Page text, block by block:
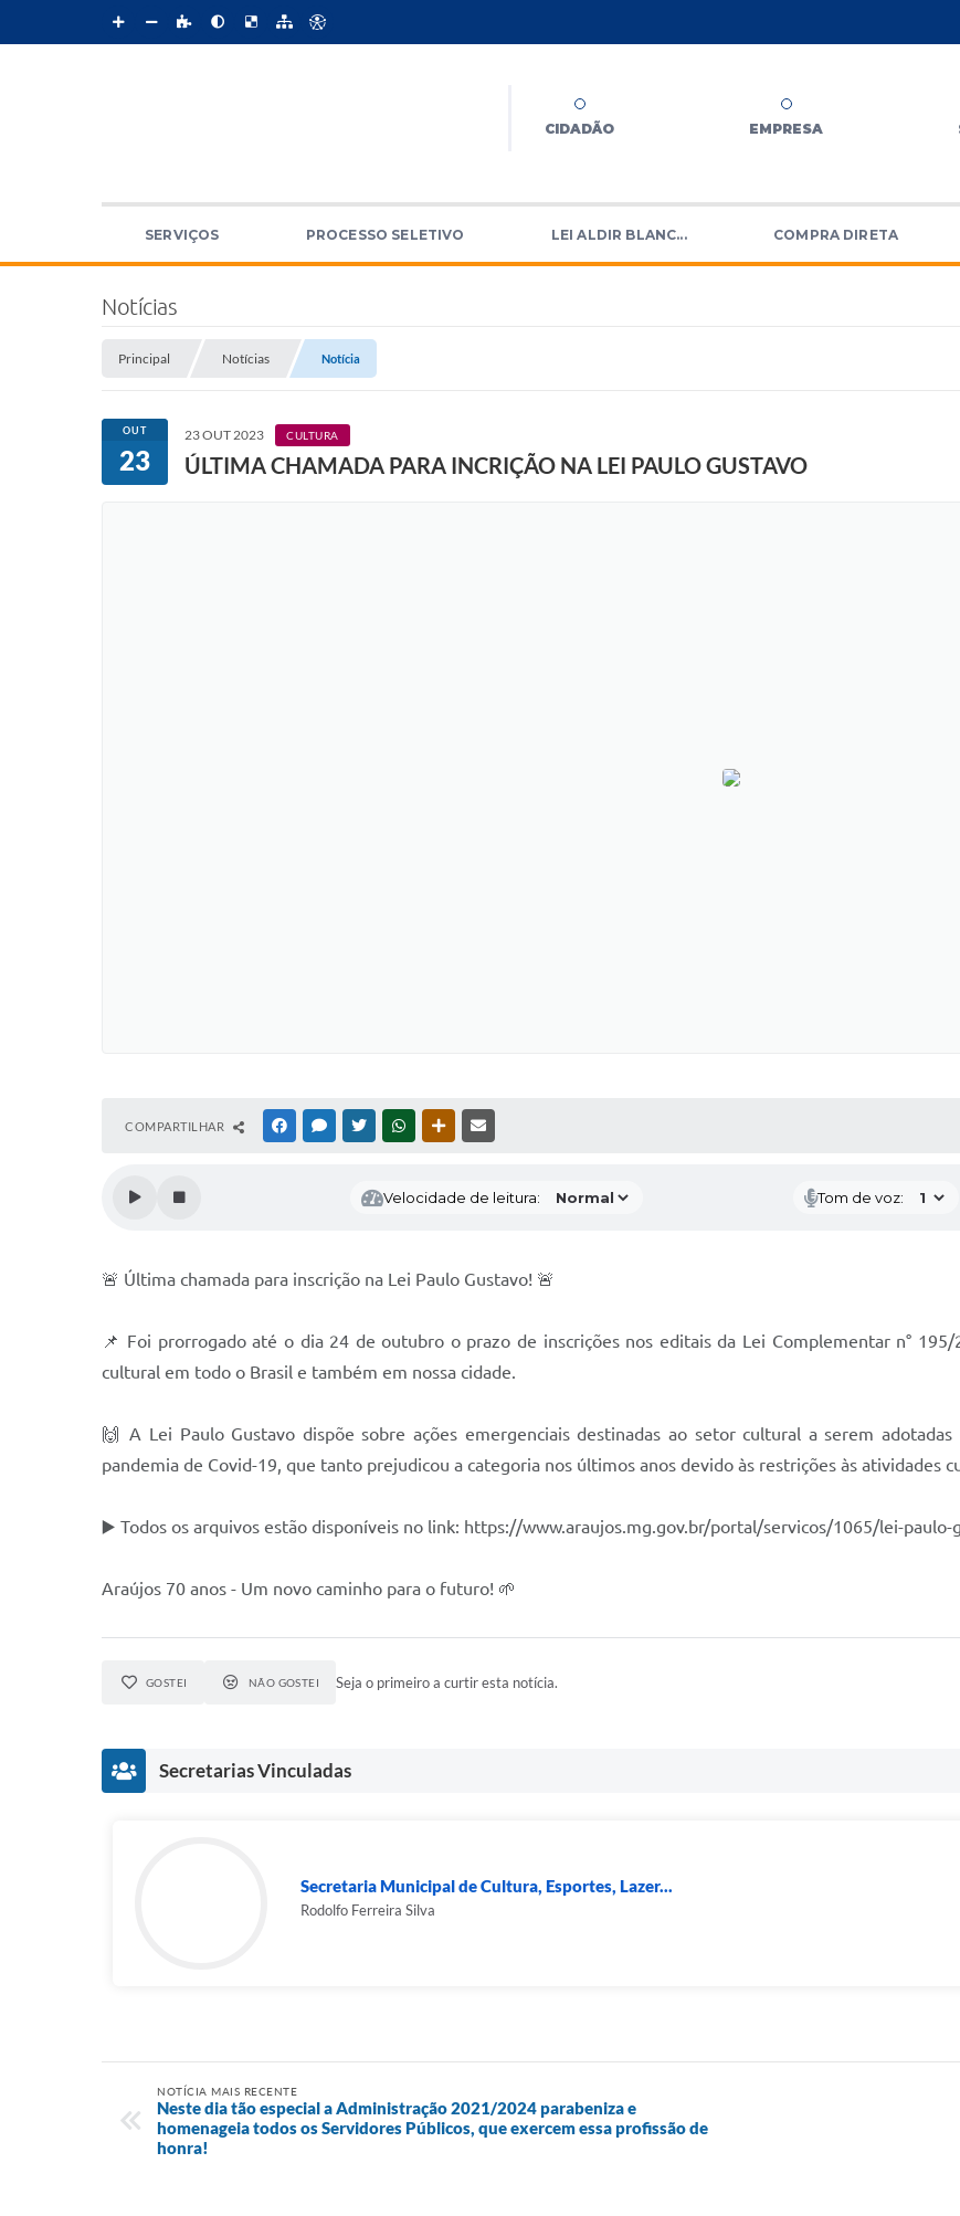
CIDADÃO EMPRESA
SERVIÇOS PROCESSO SELETIVO LEI ALDIR BLANC... COMPRA DIRETA
Notícias
Principal Notícias Notícia
OUT
23
23 OUT 2023 CULTURA
ÚLTIMA CHAMADA PARA INCRIÇÃO NA LEI PAULO GUSTAVO
COMPARTILHAR FACEBOOKMESSENGER
TWITTERWHATSAPPOUTRAS MÍDIAS
Velocidade de leitura: Tom de voz:
🚨 Última chamada para inscrição na Lei Paulo Gustavo! 🚨
📌 Foi prorrogado até o dia 24 de outubro o prazo de inscrições nos editais da Lei Complementar n°
cultural em todo o Brasil e também em nossa cidade.
🙌 A Lei Paulo Gustavo dispõe sobre ações emergenciais destinadas ao setor cultural a serem
pandemia de Covid-19, que tanto prejudicou a categoria nos últimos anos devido às restrições às atividades
▶️ Todos os arquivos estão disponíveis no link: https://www.araujos.mg.gov.br/portal/servicos/1065/lei-paulo-
Araújos 70 anos - Um novo caminho para o futuro! 🌱
GOSTEI NÃO GOSTEI Seja o primeiro a curtir esta notícia.
Secretarias Vinculadas
Secretaria Municipal de Cultura, Esportes, Lazer...
Rodolfo Ferreira Silva
NOTÍCIA MAIS RECENTE
Neste dia tão especial a Administração 2021/2024 parabeniza e
homenageia todos os Servidores Públicos, que exercem essa profissão de
honra!